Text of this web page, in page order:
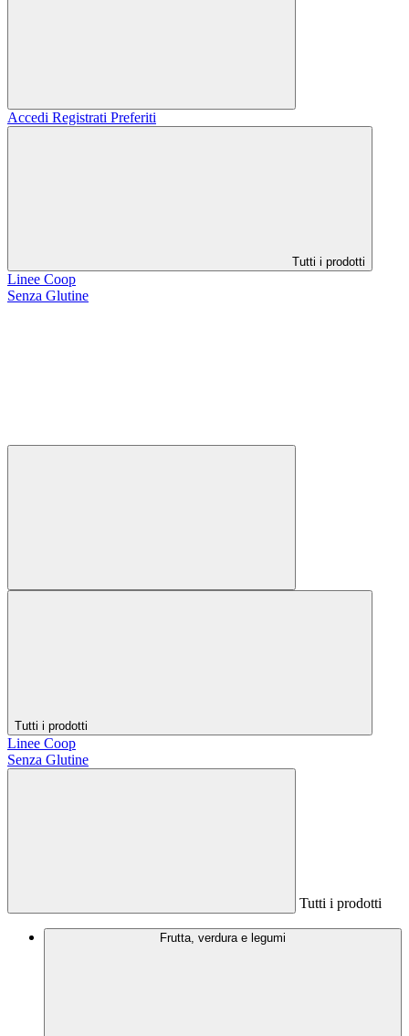
Accedi Registrati Preferiti
Tutti i prodotti
Linee Coop
Senza Glutine
Tutti i prodotti
Linee Coop
Senza Glutine
Tutti i prodotti
Frutta, verdura e legumi